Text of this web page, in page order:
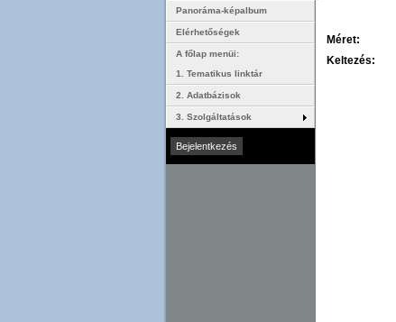
Méret:
Keltezés:
Panoráma-képalbum
Elérhetőségek
A főlap menüi:
1. Tematikus linktár
2. Adatbázisok
3. Szolgáltatások